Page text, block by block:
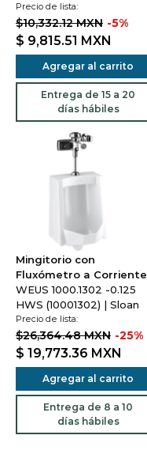
Precio de lista:
$10,332.12 MXN -5%
$ 9,815.51 MXN
Agregar al carrito
Entrega de 15 a 20
días hábiles
Mingitorio con
Fluxómetro a Corriente
WEUS 1000.1302 -0.125
HWS (10001302) | Sloan
Precio de lista:
$26,364.48 MXN -25%
$ 19,773.36 MXN
Agregar al carrito
Entrega de 8 a 10
días hábiles